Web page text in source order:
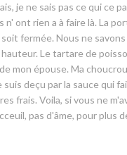
je ne sais pas ce qui ce
ont rien a à faire là. La
fermée. Nous ne
Le tartare de
mon épouse. Ma
suis deçu par la sauce
frais. Voila, si vous ne
pas d'âme, pour plus